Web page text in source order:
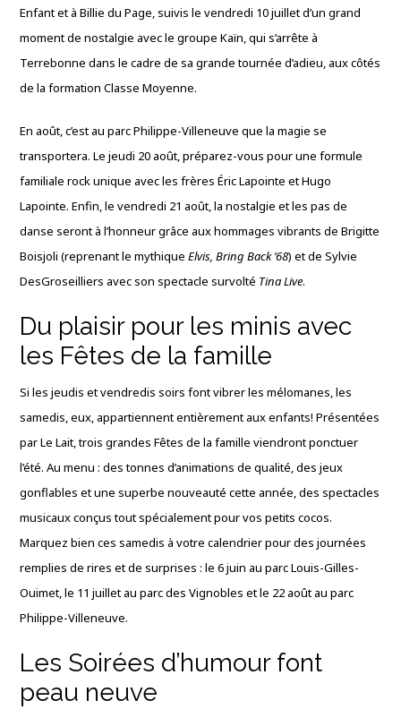
Enfant et à Billie du Page, suivis le vendredi 10 juillet d’un grand
moment de nostalgie avec le groupe Kaïn, qui s’arrête à
Terrebonne dans le cadre de sa grande tournée d’adieu, aux côtés
de la formation Classe Moyenne.
En août, c’est au parc Philippe-Villeneuve que la magie se
transportera. Le jeudi 20 août, préparez-vous pour une formule
familiale rock unique avec les frères Éric Lapointe et Hugo
Lapointe. Enfin, le vendredi 21 août, la nostalgie et les pas de
danse seront à l’honneur grâce aux hommages vibrants de Brigitte
Boisjoli (reprenant le mythiqueElvis, Bring Back ’68) et de Sylvie
DesGroseilliers avec son spectacle survolté Tina Live.
Du plaisir pour les minis avec
les Fêtes de la famille
Si les jeudis et vendredis soirs font vibrer les mélomanes, les
samedis, eux, appartiennent entièrement aux enfants! Présentées
par Le Lait, trois grandes Fêtes de la famille viendront ponctuer
l’été. Au menu : des tonnes d’animations de qualité, des jeux
gonflables et une superbe nouveauté cette année, des spectacles
musicaux conçus tout spécialement pour vos petits cocos.
Marquez bien ces samedis à votre calendrier pour des journées
remplies de rires et de surprises : le 6 juin au parc Louis-Gilles-
Ouimet, le 11 juillet au parc des Vignobles et le 22 août au parc
Philippe-Villeneuve.
Les Soirées d’humour font
peau neuve